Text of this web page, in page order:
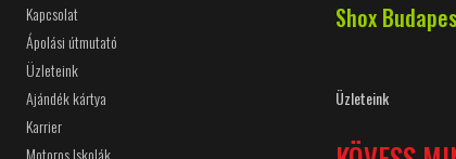
Kapcsolat
Ápolási útmutató
Üzleteink
Ajándék kártya
Karrier
Motoros Iskolák
Shox
Üzleteink